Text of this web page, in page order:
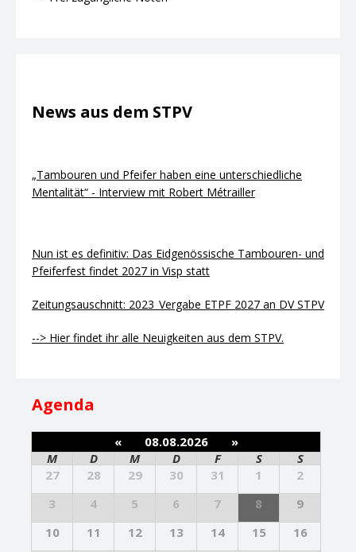
News aus dem STPV
„Tambouren und Pfeifer haben eine unterschiedliche
Mentalität“ - Interview mit Robert Métrailler
Nun ist es definitiv: Das Eidgenössische Tambouren- und
Pfeiferfest findet 2027 in Visp statt
Zeitungsauschnitt: 2023_Vergabe ETPF 2027 an DV STPV
--> Hier findet ihr alle Neuigkeiten aus dem STPV.
Agenda
« 08.08.2026
»
M
D M D F S
S
27
28 29 30 31 1
2
3
4 5 6 7 8
9
10
11 12 13 14 15
16